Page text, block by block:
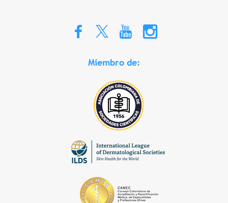
Miembro de: